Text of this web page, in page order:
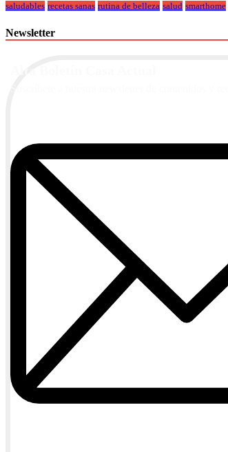
saludables recetas sanas rutina de belleza salud smarthome
Newsletter